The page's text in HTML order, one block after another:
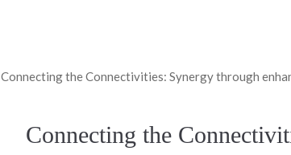
Connecting the Connectivities: Synergy through
Connecting the